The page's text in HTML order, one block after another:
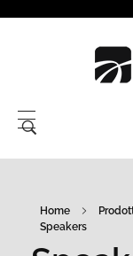
Home
Speakers